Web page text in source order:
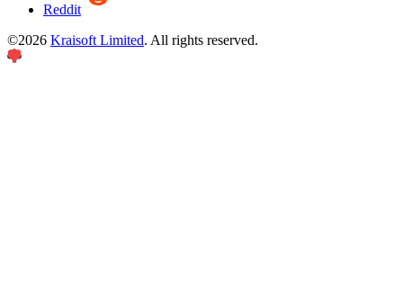
Reddit
©2026 Kraisoft Limited. All rights reserved.